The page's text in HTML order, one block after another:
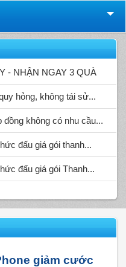
- NHẬN NGAY 3 QUÀ
hỏng, không tái sử...
không có nhu cầu...
đấu giá gói thanh...
đấu giá gói Thanh...
giảm cước